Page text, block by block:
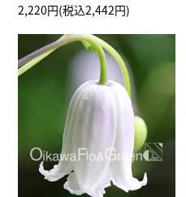
2,220円(税込2,442円)